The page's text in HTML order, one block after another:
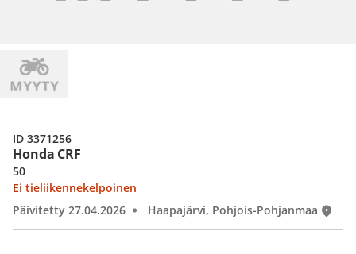
Honda CRF
50
Ei tieliikennekelpoinen
Päivitetty 27.04.2026
Haapajärvi, Pohjois-Pohjanmaa
ID 3371256